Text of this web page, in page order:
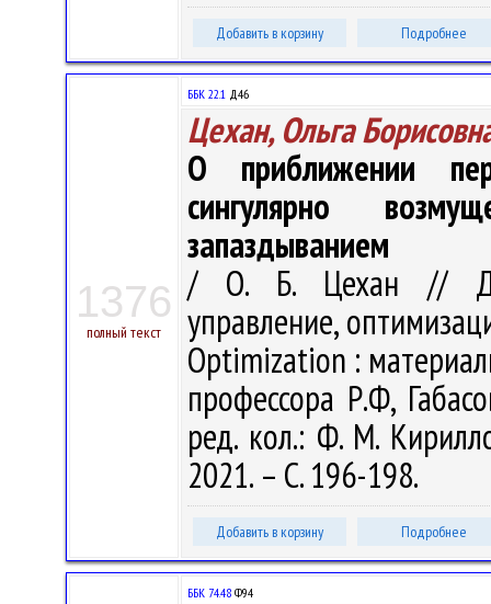
Добавить в корзину Подробнее
1376
полный текст
ББК 22.1 Д46
Цехан, Ольга
О приближении
сингулярно
запаздыванием
/ О. Б. Цехан //
управление,
Optimization :
профессора Р.Ф,
ред. кол.: Ф. М.
2021. – С. 196-198.
Добавить в корзину Подробнее
ББК 74.48 Ф94